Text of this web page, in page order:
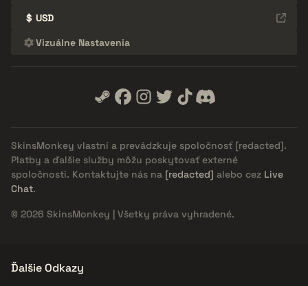
$ USD
Vizuálne Nastavenia
SkinsMonkey vlastní a prevádzkuje spoločnosť [redacted].
Platby a ďalšie služby môžu poskytovať externé
spoločnosti. Kontaktujte nás na [redacted] alebo cez Live
Chat.
© 2026 SkinsMonkey | Všetky práva vyhradené.
Ďalšie Odkazy